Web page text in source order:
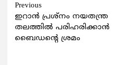
Continue
Reading
Previous
ഇറാൻ പ്രശ്നം നയതന്ത്ര
തലത്തിൽ പരിഹരിക്കാൻ
ബൈഡന്റെ ശ്രമം